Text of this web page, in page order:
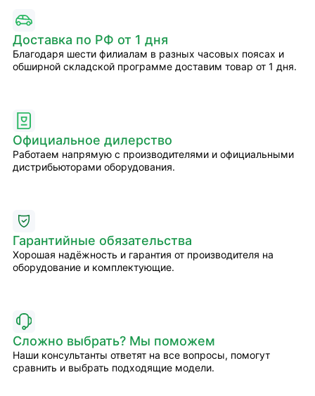
Доставка по РФ от 1 дня
Благодаря шести филиалам в разных часовых поясах и
обширной складской программе доставим товар от 1 дня.
Официальное дилерство
Работаем напрямую с производителями и официальными
дистрибьюторами оборудования.
Гарантийные обязательства
Хорошая надёжность и гарантия от производителя на
оборудование и комплектующие.
Сложно выбрать? Мы поможем
Наши консультанты ответят на все вопросы, помогут
сравнить и выбрать подходящие модели.